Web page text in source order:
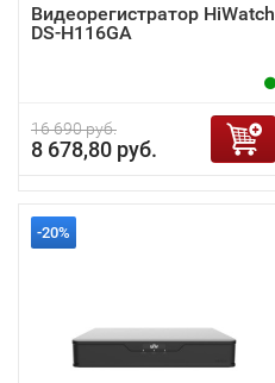
Видеорегистратор HiWatch
DS-H116GA
16 690 руб.
8 678,80 руб.
-20%